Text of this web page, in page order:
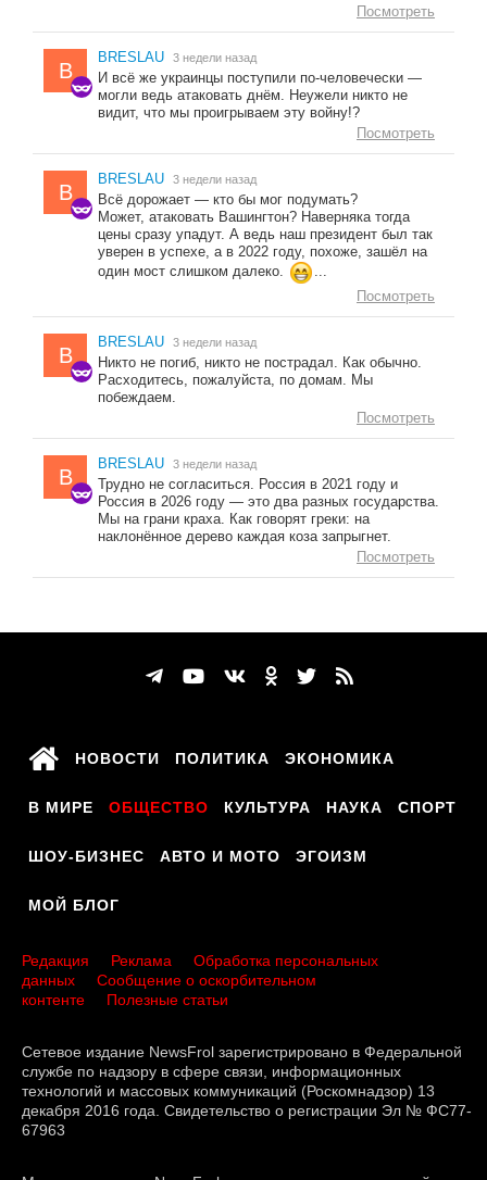
Посмотреть
B
BRESLAU 3 недели назад
И всё же украинцы поступили по-человечески —
могли ведь атаковать днём. Неужели никто не
видит, что мы проигрываем эту войну!?
Посмотреть
B
BRESLAU 3 недели назад
Всё дорожает — кто бы мог подумать?
Может, атаковать Вашингтон? Наверняка тогда
цены сразу упадут. А ведь наш президент был так
уверен в успехе, а в 2022 году, похоже, зашёл на
один мост слишком далеко.
...
Посмотреть
B
BRESLAU 3 недели назад
Никто не погиб, никто не пострадал. Как обычно.
Расходитесь, пожалуйста, по домам. Мы
побеждаем.
Посмотреть
B
BRESLAU 3 недели назад
Трудно не согласиться. Россия в 2021 году и
Россия в 2026 году — это два разных государства.
Мы на грани краха. Как говорят греки: на
наклонённое дерево каждая коза запрыгнет.
Посмотреть
НОВОСТИ ПОЛИТИКА ЭКОНОМИКА
В МИРЕ ОБЩЕСТВО КУЛЬТУРА НАУКА СПОРТ
ШОУ-БИЗНЕС АВТО И МОТО ЭГОИЗМ
МОЙ БЛОГ
Редакция Реклама
Обработка персональных
данных
Сообщение о оскорбительном
контенте
Полезные статьи
Сетевое издание NewsFrol зарегистрировано в Федеральной
службе по надзору в сфере связи, информационных
технологий и массовых коммуникаций (Роскомнадзор) 13
декабря 2016 года. Свидетельство о регистрации Эл № ФС77-
67963